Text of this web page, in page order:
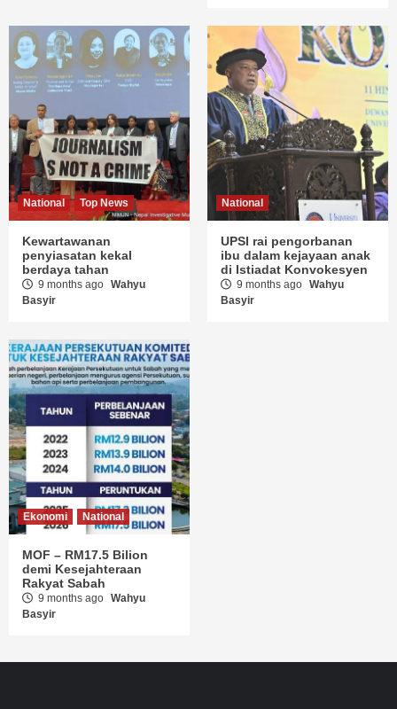
National Top News
Kewartawanan
penyiasatan kekal
berdaya tahan
9 months ago Wahyu
Basyir
National
UPSI rai pengorbanan
ibu dalam kejayaan anak
di Istiadat Konvokesyen
9 months ago Wahyu
Basyir
Ekonomi National
MOF – RM17.5 Bilion
demi Kesejahteraan
Rakyat Sabah
9 months ago Wahyu
Basyir